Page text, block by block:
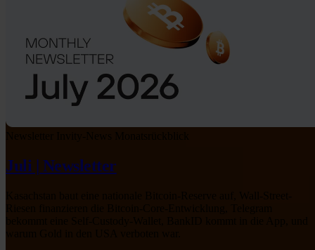
Juli | Newsletter